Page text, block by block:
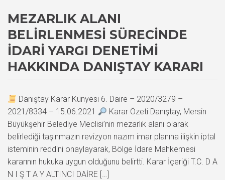
MEZARLIK ALANI
BELIRLENMESI SÜRECINDE
İDARI YARGI DENETIMI
HAKKINDA DANIŞTAY KARARI
Danıştay Karar Künyesi 6. Daire – 2020/3279 –
2021/8334 – 15.06.2021
Karar Özeti Danıştay, Mersin
Büyükşehir Belediye Meclisi’nin mezarlık alanı olarak
belirlediği taşınmazın revizyon nazım imar planına ilişkin iptal
isteminin reddini onaylayarak, Bölge İdare Mahkemesi
kararının hukuka uygun olduğunu belirtti. Karar İçeriği T.C. D A
N I Ş T A Y ALTINCI DAİRE […]